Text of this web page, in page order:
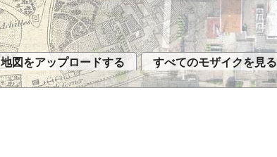
地図をアップロードする すべてのモザイクを見る